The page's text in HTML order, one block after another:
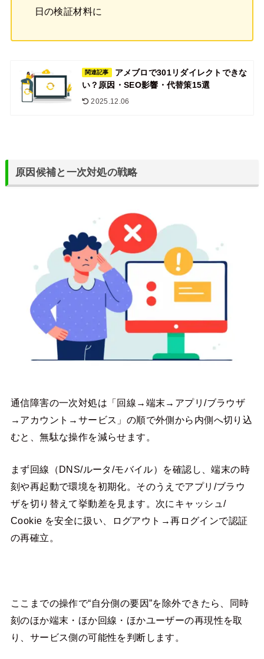
日の検証材料に
関連記事
アメブロで301リダイレクトできな
い？原因・SEO影響・代替策15選
2025.12.06
原因候補と一次対処の戦略
通信障害の一次対処は「回線→端末→アプリ/ブラウザ
→アカウント→サービス」の順で外側から内側へ切り込
むと、無駄な操作を減らせます。
まず回線（DNS/ルータ/モバイル）を確認し、端末の時
刻や再起動で環境を初期化。そのうえでアプリ/ブラウ
ザを切り替えて挙動差を見ます。次にキャッシュ/
Cookie を安全に扱い、ログアウト→再ログインで認証
の再確立。
ここまでの操作で“自分側の要因”を除外できたら、同時
刻のほか端末・ほか回線・ほかユーザーの再現性を取
り、サービス側の可能性を判断します。